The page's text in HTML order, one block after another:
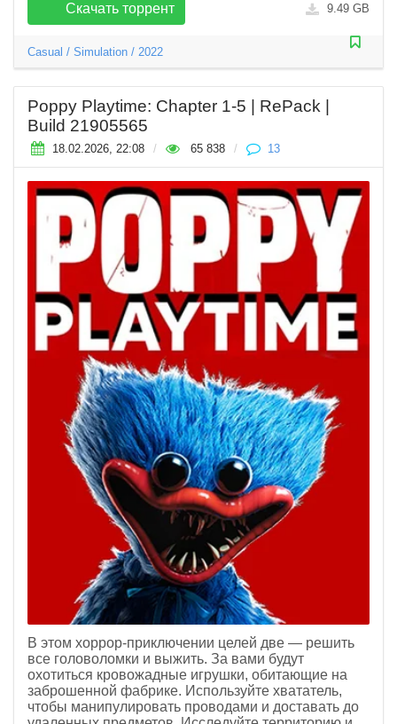
Скачать торрент 9.49 GB
Casual / Simulation / 2022
Poppy Playtime: Chapter 1-5 | RePack |
Build 21905565
18.02.2026, 22:08 / 65 838 / 13
В этом хоррор-приключении целей две — решить
все головоломки и выжить. За вами будут
охотиться кровожадные игрушки, обитающие на
заброшенной фабрике. Используйте хвататель,
чтобы манипулировать проводами и доставать до